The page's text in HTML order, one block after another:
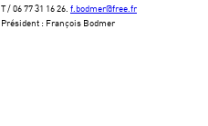
T / 06 77 31 16 26. f.bodmer@free.fr
Président : François Bodmer